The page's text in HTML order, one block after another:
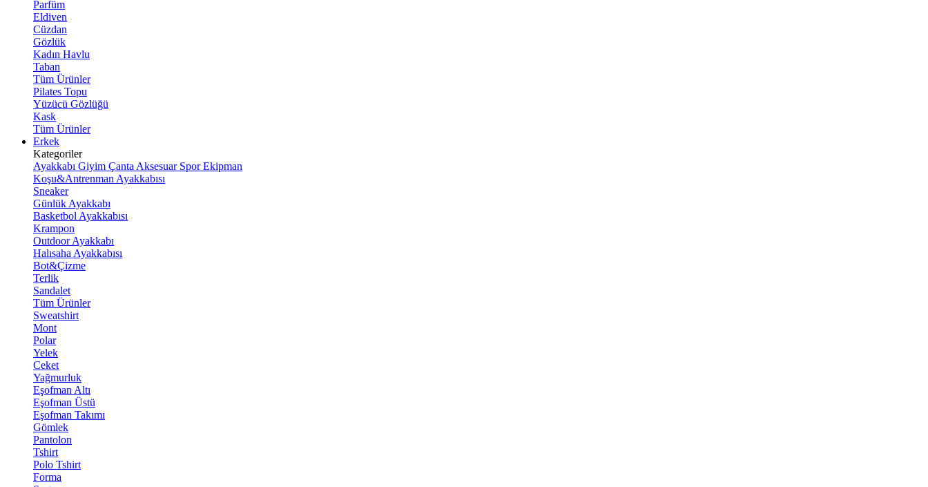
Parfüm
Eldiven
Cüzdan
Gözlük
Kadın Havlu
Taban
Tüm Ürünler
Pilates Topu
Yüzücü Gözlüğü
Kask
Tüm Ürünler
Erkek
Kategoriler
Ayakkabı Giyim Çanta Aksesuar Spor Ekipman
Koşu&Antrenman Ayakkabısı
Sneaker
Günlük Ayakkabı
Basketbol Ayakkabısı
Krampon
Outdoor Ayakkabı
Halısaha Ayakkabısı
Bot&Çizme
Terlik
Sandalet
Tüm Ürünler
Sweatshirt
Mont
Polar
Yelek
Ceket
Yağmurluk
Eşofman Altı
Eşofman Üstü
Eşofman Takımı
Gömlek
Pantolon
Tshirt
Polo Tshirt
Forma